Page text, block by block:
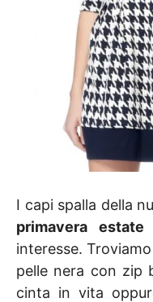
I capi spalla della
primavera estate
interesse.
pelle nera con zip
cinta in vita